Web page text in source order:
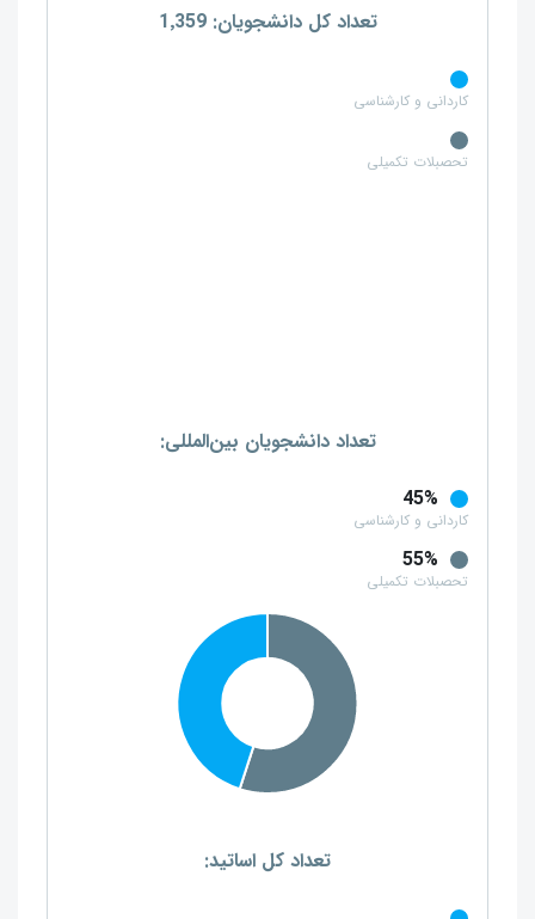
تعداد کل دانشجویان: 1٬359
کاردانی و کارشناسی
تحصبلات تکمیلی
تعداد دانشجویان بین‌المللی:
45%
کاردانی و کارشناسی
55%
تحصبلات تکمیلی
تعداد کل اساتید: